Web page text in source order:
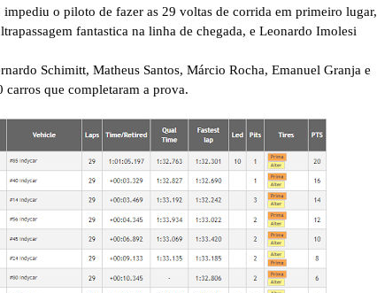
impediu o piloto de fazer as 29 voltas de corrida em primeiro lugar,
fantastica na linha de chegada, e Leonardo Imolesi
Schimitt, Matheus Santos, Márcio Rocha, Emanuel Granja e
que completaram a prova.